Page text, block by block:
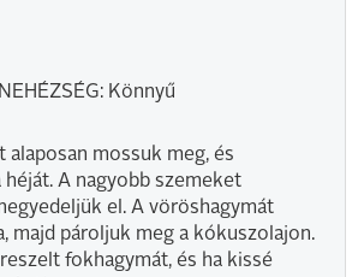
Könnyű
alaposan mossuk meg, és
A nagyobb szemeket
el. A vöröshagymát
majd pároljuk meg a kókuszolajon.
fokhagymát, és ha kissé